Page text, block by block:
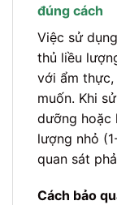
đúng cách
Việc sử
thủ liều
với ẩm
muốn. Khi
dưỡng hoặc
lượng nhỏ
quan sát
Cách bảo